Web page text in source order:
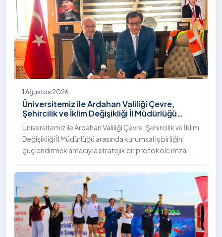
1 Ağustos 2026
Üniversitemiz ile Ardahan Valiliği Çevre,
Şehircilik ve İklim Değişikliği İl Müdürlüğü
Arasında İş Birliği Protokolü İmzalandı
Üniversitemiz ile Ardahan Valiliği Çevre, Şehircilik ve İklim
Değişikliği İl Müdürlüğü arasında kurumsal iş birliğini
güçlendirmek amacıyla stratejik bir protokole imza